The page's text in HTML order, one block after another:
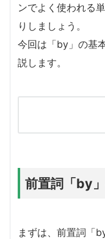
ンでよく使われる
りしましょう。
今回は「by」の基
説します。
前置詞「by
まずは、前置詞「